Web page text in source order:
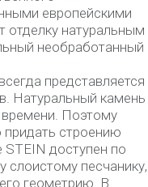
европейскими
отделку натуральным
необработанный
представляется
Натуральный камень
Поэтому
строению
доступен по
слоистому песчанику,
геометрию. В